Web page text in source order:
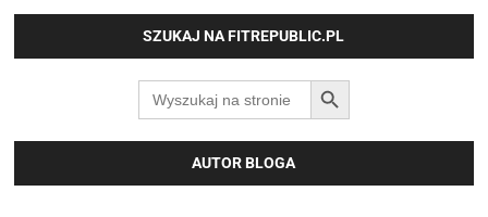
SZUKAJ NA FITREPUBLIC.PL
Search
for:
SEARCH BUTTON
AUTOR BLOGA